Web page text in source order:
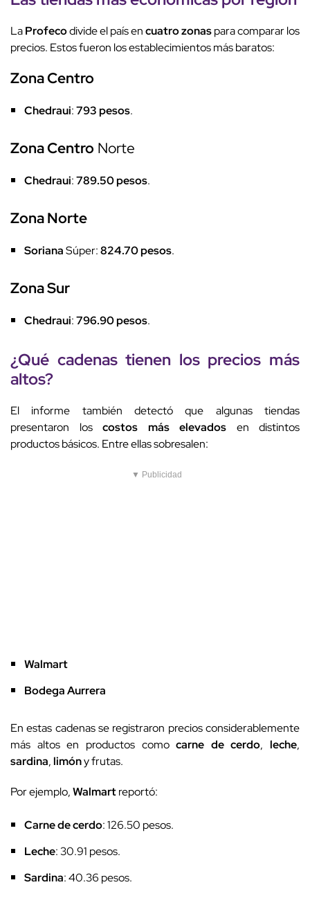
LaProfecodivide el país encuatro zonaspara comparar los
precios. Estos fueron los establecimientos más baratos:
Zona Centro
Chedraui:793 pesos.
Zona Centro Norte
Chedraui:789.50 pesos.
Zona Norte
SorianaSúper:824.70 pesos.
Zona Sur
Chedraui:796.90 pesos.
¿Qué cadenas tienen los precios más
altos?
El informe también detectó que algunas tiendas
presentaron los costos más elevados en distintos
productos básicos. Entre ellas sobresalen:
▼ Publicidad
Walmart
Bodega Aurrera
En estas cadenas se registraron precios considerablemente
más altos en productos comocarne de cerdo, leche,
sardina,limóny frutas.
Por ejemplo,Walmartreportó:
Carne de cerdo: 126.50 pesos.
Leche: 30.91 pesos.
Sardina: 40.36 pesos.